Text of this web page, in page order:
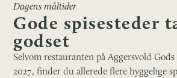
Dagens måltider
Gode spisesteder
godset
Selvom restauranten på Aggersvold
2027, finder du allerede flere hyggelige